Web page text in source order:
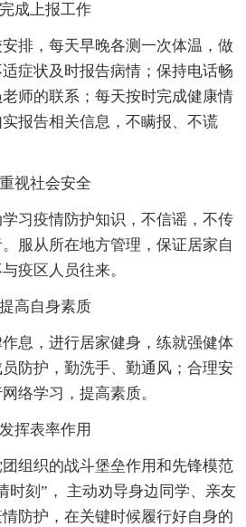
成上报工作
排，每天早晚各测一次体温，做
症状及时报告病情；保持电话畅
师的联系；每天按时完成健康情
报告相关信息，不瞒报、不谎
视社会安全
习疫情防护知识，不信谣，不传
服从所在地方管理，保证居家自
疫区人员往来。
高自身素质
息，进行居家健身，练就强健体
防护，勤洗手、勤通风；合理安
络学习，提高素质。
挥表率作用
组织的战斗堡垒作用和先锋模范
时刻”， 主动劝导身边同学、亲友
防护，在关键时候履行好自身的